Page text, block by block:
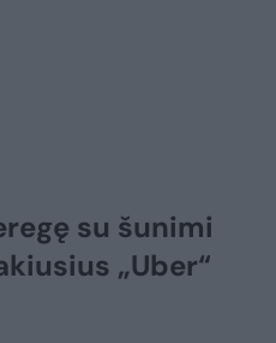
su šunimi
„Uber“